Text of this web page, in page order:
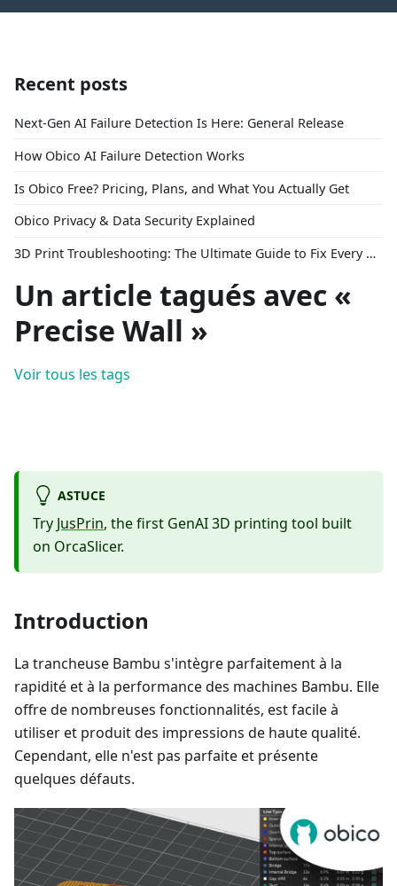
Recent posts
Next-Gen AI Failure Detection Is Here: General Release
How Obico AI Failure Detection Works
Is Obico Free? Pricing, Plans, and What You Actually Get
Obico Privacy & Data Security Explained
3D Print Troubleshooting: The Ultimate Guide to Fix Every Common Problem [2026]
Un article tagués avec «
Precise Wall »
Voir tous les tags
ASTUCE
Try JusPrin, the first GenAI 3D printing tool built
on OrcaSlicer.
Introduction
La trancheuse Bambu s'intègre parfaitement à la
rapidité et à la performance des machines Bambu. Elle
offre de nombreuses fonctionnalités, est facile à
utiliser et produit des impressions de haute qualité.
Cependant, elle n'est pas parfaite et présente
quelques défauts.